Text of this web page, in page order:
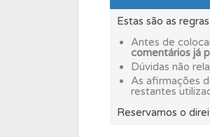
Ajuda Use os
Perfil Veja as
Estas são as
Antes de
comentários já
Dúvidas não
As afirmações
restantes
Reservamos o